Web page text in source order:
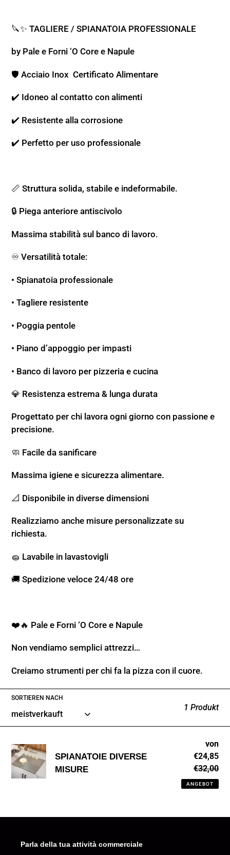
r
i
e
🔪✨ TAGLIERE / SPIANATOIA PROFESSIONALE
by Pale e Forni ‘O Core e Napule
🛡️ Acciaio Inox Certificato Alimentare
✔️ Idoneo al contatto con alimenti
✔️ Resistente alla corrosione
✔️ Perfetto per uso professionale
📏 Struttura solida, stabile e indeformabile.
🔒 Piega anteriore antiscivolo
Massima stabilità sul banco di lavoro.
♾️ Versatilità totale:
• Spianatoia professionale
• Tagliere resistente
• Poggia pentole
• Piano d’appoggio per impasti
• Banco di lavoro per pizzeria e cucina
💎 Resistenza estrema & lunga durata
Progettato per chi lavora ogni giorno con passione e
precisione.
🧼 Facile da sanificare
Massima igiene e sicurezza alimentare.
📐 Disponibile in diverse dimensioni
Realizziamo anche misure personalizzate su
richiesta.
🧽 Lavabile in lavastovigli
🚚 Spedizione veloce 24/48 ore
❤️🔥 Pale e Forni ‘O Core e Napule
Non vendiamo semplici attrezzi…
Creiamo strumenti per chi fa la pizza con il cuore.
SORTIEREN NACH
1 Produkt
SPIANATOIE
DIVERSE
MISURE
SPIANATOIE DIVERSE
MISURE
von
€24,85
€32,00
ANGEBOT
Parla della tua attività commerciale